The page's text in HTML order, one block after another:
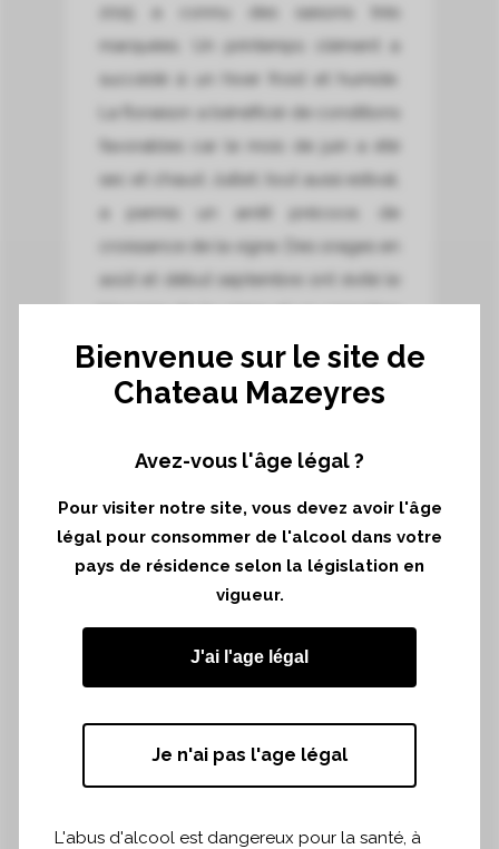
2015 a connu des saisons très
marquées. Un printemps clément a
succédé à un hiver froid et humide.
La floraison a bénéficié de conditions
favorables car le mois de juin a été
sec et chaud. Juillet, tout aussi estival,
a permis un arrêt précoce, de
croissance de la vigne. Des orages en
août et début septembre ont évité le
solaire trop affirmé dans ce millésime.
Les vendanges ont débuté dès la mi-
septembre et se sont déroulées dans
Superficie de récolte*
24,61 hectares
graves argileuses et sables argileux
87 % Merlot – 13 % Cabernet Franc
Dates de vendanges
Bienvenue sur le site de
Chateau Mazeyres
Avez-vous l'âge légal ?
Pour visiter notre site, vous devez avoir l'âge
légal pour consommer de l'alcool dans votre
pays de résidence selon la législation en
vigueur.
J'ai l'age légal
Je n'ai pas l'age légal
L'abus d'alcool est dangereux pour la santé, à